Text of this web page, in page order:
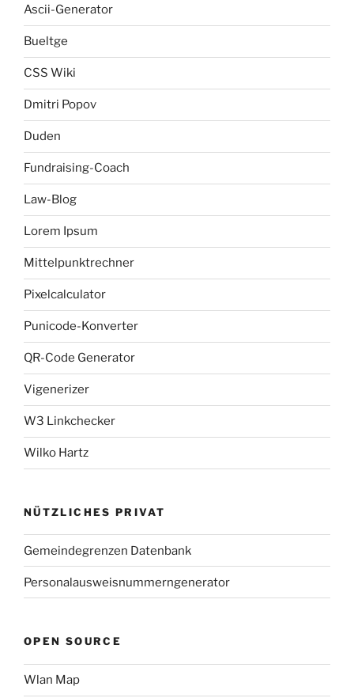
Ascii-Generator
Bueltge
CSS Wiki
Dmitri Popov
Duden
Fundraising-Coach
Law-Blog
Lorem Ipsum
Mittelpunktrechner
Pixelcalculator
Punicode-Konverter
QR-Code Generator
Vigenerizer
W3 Linkchecker
Wilko Hartz
NÜTZLICHES PRIVAT
Gemeindegrenzen Datenbank
Personalausweisnummerngenerator
OPEN SOURCE
Wlan Map